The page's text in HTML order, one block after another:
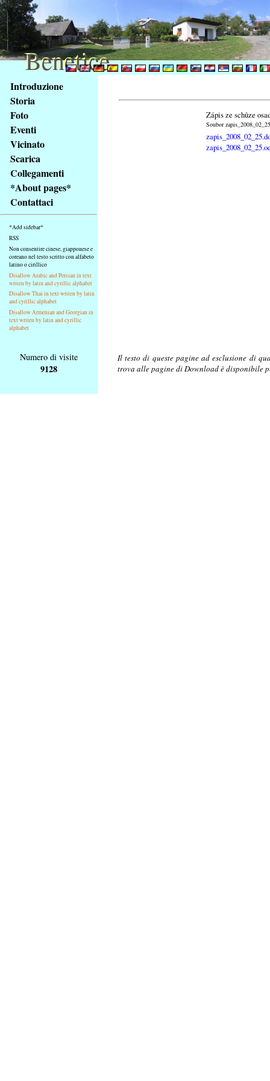
obsah
stránky
Klávesové
zkratky
tomto
webu
základní
Hlavní
strana
Introduzione
Storia
Foto
Eventi
Vicinato
Scarica
Collegamenti
*About pages*
Contattaci
*Add sidebar*
RSS
Non consentire cinese, giapponese e
coreano nel testo scritto con alfabeto
latino o cirillico
Disallow Arabic and Persian in text
writen by latin and cyrillic alphabet
Disallow Thai in text writen by latin
and cyrillic alphabet
Disallow Armenian and Georgian in
text writen by latin and cyrillic
alphabet
Zápis ze schůze
Soubor
Numero di visite
9128
Il testo di queste pagine ad esclusione di
trova alle pagine di Download è disponibile
Benetice
Benetice